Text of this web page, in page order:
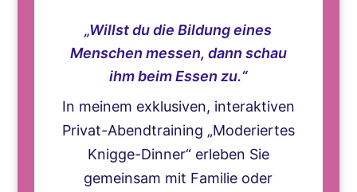
„Willst du die Bildung eines
Menschen messen, dann schau
ihm beim Essen zu.“
In meinem exklusiven, interaktiven
Privat-Abendtraining „Moderiertes
Knigge-Dinner“ erleben Sie
gemeinsam mit Familie oder